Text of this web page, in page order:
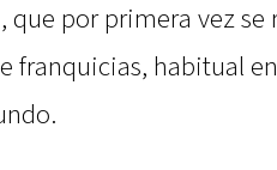
que por primera vez
franquicias, habitual